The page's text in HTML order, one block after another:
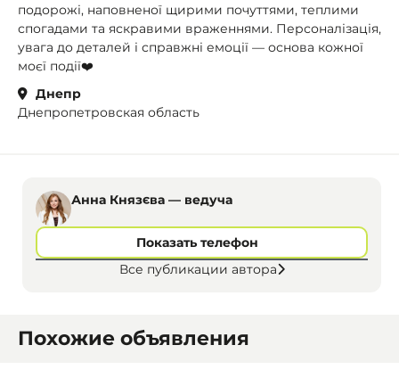
подорожі, наповненої щирими почуттями, теплими
спогадами та яскравими враженнями. Персоналізація,
увага до деталей і справжні емоції — основа кожної
моєї події❤️
Днепр
Днепропетровская область
Анна Князєва — ведуча
Показать телефон
Все публикации автора
Похожие объявления